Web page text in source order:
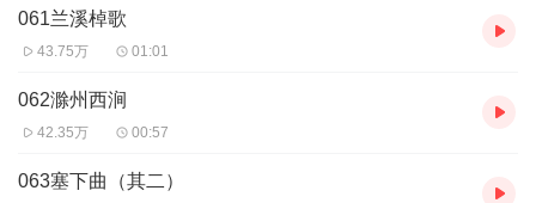
061兰溪棹歌
43.75万 01:01
062滁州西涧
42.35万 00:57
063塞下曲（其二）